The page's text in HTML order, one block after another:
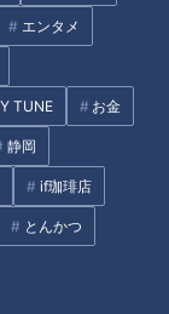
エンタメ
TUNE お金
静岡
if珈琲店
とんかつ
れた息子のため
た両親の想い
ゴンズ